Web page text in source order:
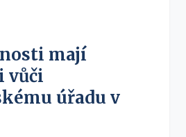
mají
vůči
úřadu v